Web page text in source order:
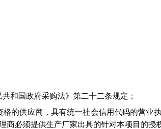
共和国政府采购法》第二十二条规定；
格的供应商，具有统一社会信用代码的营
商必须提供生产厂家出具的针对本项目的授